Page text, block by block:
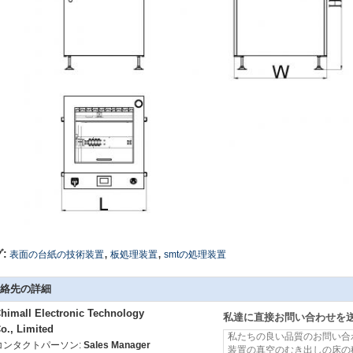
: 表面の台紙の技術装置, 板処理装置, smtの処理装置
先の詳細
Electronic Technology
Limited
ンタクトパーソン: Sales Manager
私達に直接お問い合わせを